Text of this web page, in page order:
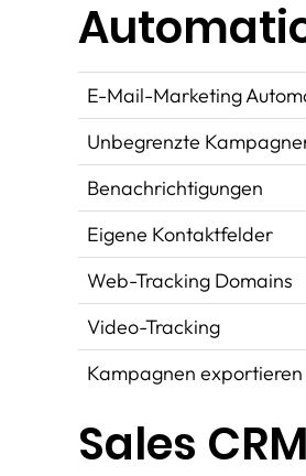
E-Mail-Marketing
Unbegrenzte
Benachrichtigungen
Eigene Kontaktfelder
Web-Tracking Domains
Video-Tracking
Kampagnen exportieren
Sales CRM